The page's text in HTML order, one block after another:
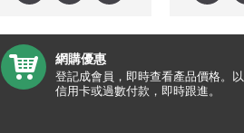
網購優惠
登記成會員，即時查看產品價格。以
信用卡或過數付款，即時跟進。